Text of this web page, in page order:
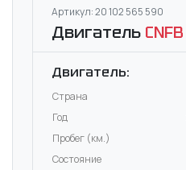
Артикул: 20 102 565 590
Двигатель CNFB
Двигатель:
Страна
Год
Пробег (км.)
Состояние